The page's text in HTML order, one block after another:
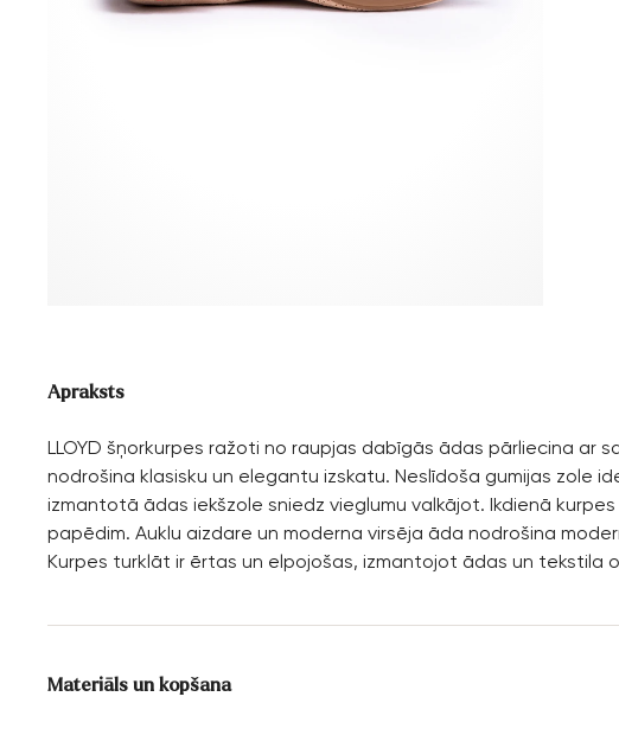
Apraksts
LLOYD šņorkurpes ražoti no raupjas dabīgās ādas pārliecina ar
nodrošina klasisku un elegantu izskatu. Neslīdoša gumijas zole
izmantotā ādas iekšzole sniedz vieglumu valkājot. Ikdienā
papēdim. Auklu aizdare un moderna virsēja āda nodrošina
Kurpes turklāt ir ērtas un elpojošas, izmantojot ādas un tekstila
Materiāls un kopšana